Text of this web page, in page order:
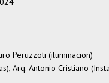
Peruzzoti (iluminacion)
Arq. Antonio Cristiano